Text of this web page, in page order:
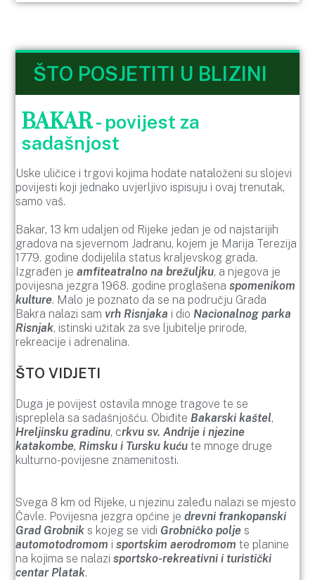
ŠTO POSJETITI U BLIZINI
BAKAR- povijest za
sadašnjost
Uske uličice i trgovi kojima hodate nataloženi su slojevi
povijesti koji jednako uvjerljivo ispisuju i ovaj trenutak,
samo vaš.
Bakar, 13 km udaljen od Rijeke jedan je od najstarijih
gradova na sjevernom Jadranu, kojem je Marija Terezija
1779. godine dodijelila status kraljevskog grada.
Izgrađen jeamfiteatralno na brežuljku, a njegova je
povijesna jezgra 1968. godine proglašenaspomenikom
kulture. Malo je poznato da se na području Grada
Bakra nalazi sam vrh Risnjaka i dio Nacionalnog parka
Risnjak, istinski užitak za sve ljubitelje prirode,
rekreacije i adrenalina.
ŠTO VIDJETI
Duga je povijest ostavila mnoge tragove te se
ispreplela sa sadašnjošću. Obiđite Bakarski kaštel,
Hreljinsku gradinu, crkvu sv. Andrije i njezine
katakombe, Rimsku i Tursku kuću te mnoge druge
kulturno-povijesne znamenitosti.
Svega 8 km od Rijeke, u njezinu zaleđu nalazi se mjesto
Čavle. Povijesna jezgra općine jedrevni frankopanski
Grad Grobnik s kojeg se vidi Grobničko polje s
automotodromom isportskim aerodromom te planine
na kojima se nalazisportsko-rekreativni i turistički
centar Platak.